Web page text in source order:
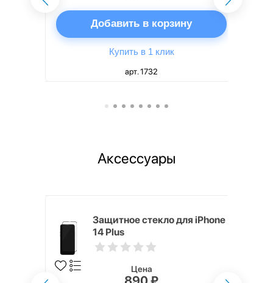
Добавить в корзину
Купить в 1 клик
арт. 1732
Аксессуары
Защитное стекло для iPhone
14 Plus
Цена